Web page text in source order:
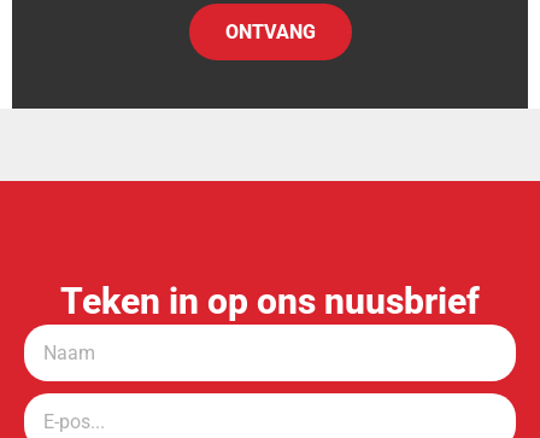
ONTVANG
Teken in op ons nuusbrief